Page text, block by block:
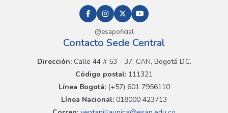
@esapoficial
Contacto Sede Central
Dirección:Calle 44 # 53 - 37, CAN, Bogotá D.C.
Código postal: 111321
Línea Bogotá:(+57) 601 7956110
Línea Nacional: 018000 423713